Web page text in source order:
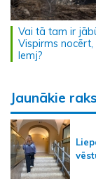
Vai tā tam ir
Vispirms
lemj?
Jaunākie